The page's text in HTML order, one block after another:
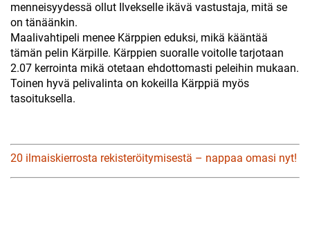
menneisyydessä ollut Ilvekselle ikävä vastustaja, mitä se
on tänäänkin.
Maalivahtipeli menee Kärppien eduksi, mikä kääntää
tämän pelin Kärpille. Kärppien suoralle voitolle tarjotaan
2.07 kerrointa mikä otetaan ehdottomasti peleihin mukaan.
Toinen hyvä pelivalinta on kokeilla Kärppiä myös
tasoituksella.
20 ilmaiskierrosta rekisteröitymisestä – nappaa omasi nyt!